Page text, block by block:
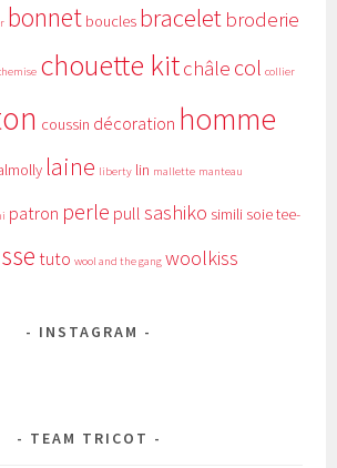
bonnet boucles bracelet broderie
chouette kitchâle col collier
coussin décoration homme
laine liberty lin mallette manteau
patron perle pull sashiko simili soietee-
tuto wool and the gang woolkiss
INSTAGRAM
TEAM TRICOT